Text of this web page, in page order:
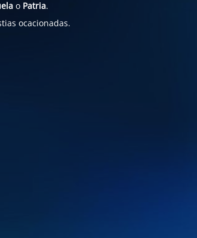
o Patria.
ocacionadas.